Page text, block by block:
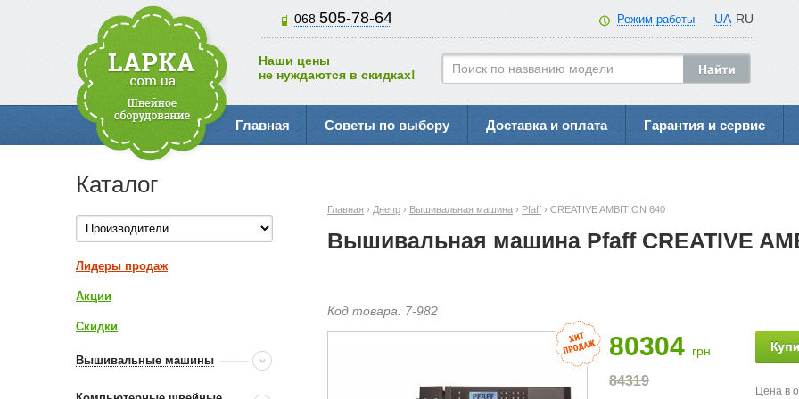
068 505-78-64 UA RU
Режим работы
Наши цены
не нуждаются в скидках!
Главная Советы по выбору Доставка и оплата Гарантия и сервис
Главная › Днепр › Вышивальная машина › Pfaff › CREATIVE AMBITION 640
Вышивальная машина Pfaff CREATIVE
Код товара: 7-982
80304 грн
84319
Цена в
Каталог
Лидеры продаж
Акции
Скидки
Вышивальные машины